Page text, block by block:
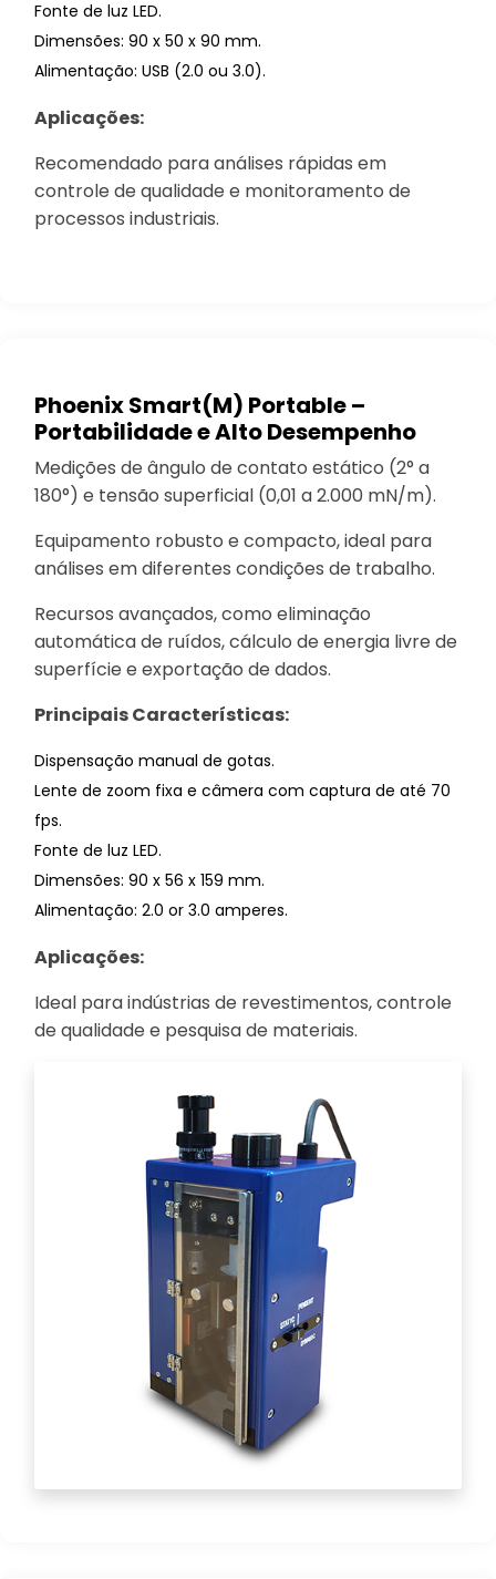
Fonte de luz LED.
Dimensões: 90 x 50 x 90 mm.
Alimentação: USB (2.0 ou 3.0).
Aplicações:
Recomendado para análises rápidas em
controle de qualidade e monitoramento de
processos industriais.
Phoenix Smart(M) Portable –
Portabilidade e Alto Desempenho
Medições de ângulo de contato estático (2° a
180°) e tensão superficial (0,01 a 2.000 mN/m).
Equipamento robusto e compacto, ideal para
análises em diferentes condições de trabalho.
Recursos avançados, como eliminação
automática de ruídos, cálculo de energia livre de
superfície e exportação de dados.
Principais Características:
Dispensação manual de gotas.
Lente de zoom fixa e câmera com captura de até 70
fps.
Fonte de luz LED.
Dimensões: 90 x 56 x 159 mm.
Alimentação: 2.0 or 3.0 amperes.
Aplicações:
Ideal para indústrias de revestimentos, controle
de qualidade e pesquisa de materiais.